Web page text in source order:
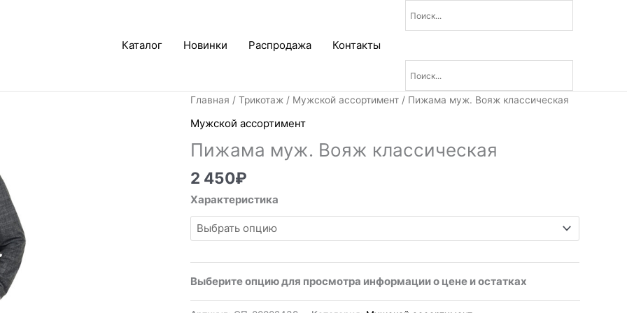
Каталог Новинки Распродажа Контакты
Главная /Трикотаж / Мужской ассортимент / Пижама муж. Вояж классическая
Мужской ассортимент
Пижама муж. Вояж классическая
2 450₽
Характеристика
Выберите опцию для просмотра информации о цене и остатках